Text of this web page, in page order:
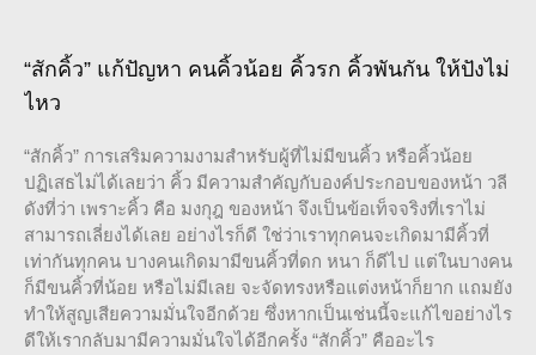
“สักคิ้ว” แก้ปัญหา คนคิ้วน้อย คิ้วรก คิ้วพันกัน ให้ปังไม่
ไหว
“สักคิ้ว” การเสริมความงามสำหรับผู้ที่ไม่มีขนคิ้ว หรือคิ้วน้อย
ปฏิเสธไม่ได้เลยว่า คิ้ว มีความสำคัญกับองค์ประกอบของหน้า วลี
ดังที่ว่า เพราะคิ้ว คือ มงกุฎ ของหน้า จึงเป็นข้อเท็จจริงที่เราไม่
สามารถเลี่ยงได้เลย อย่างไรก็ดี ใช่ว่าเราทุกคนจะเกิดมามีคิ้วที่
เท่ากันทุกคน บางคนเกิดมามีขนคิ้วที่ดก หนา ก็ดีไป แต่ในบางคน
ก็มีขนคิ้วที่น้อย หรือไม่มีเลย จะจัดทรงหรือแต่งหน้าก็ยาก แถมยัง
ทำให้สูญเสียความมั่นใจอีกด้วย ซึ่งหากเป็นเช่นนี้จะแก้ไขอย่างไร
ดีให้เรากลับมามีความมั่นใจได้อีกครั้ง “สักคิ้ว” คืออะไร